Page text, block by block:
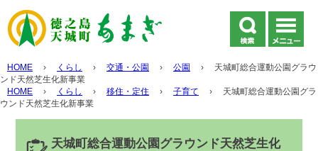
HOME › くらし › 交通・公園 › 公園 ›
天城町総合運動公園グラウ
ンド天然芝生化新事業
HOME
› くらし › 移住・定住 › 子育て ›
天城町総合運動公園グラ
ウンド天然芝生化新事業
天城町総合運動公園グラウンド天然芝生化